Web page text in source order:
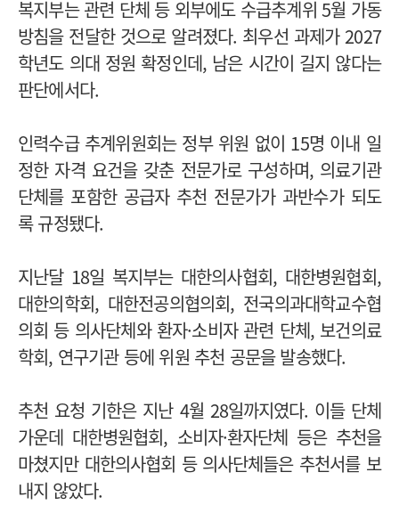
복지부는 관련 단체 등 외부에도 수급추계위 5월 가동
방침을 전달한 것으로 알려졌다. 최우선 과제가 2027
학년도 의대 정원 확정인데, 남은 시간이 길지 않다는
판단에서다.
인력수급 추계위원회는 정부 위원 없이 15명 이내 일
정한 자격 요건을 갖춘 전문가로 구성하며, 의료기관
단체를 포함한 공급자 추천 전문가가 과반수가 되도
록 규정됐다.
지난달 18일 복지부는 대한의사협회, 대한병원협회,
대한의학회, 대한전공의협의회, 전국의과대학교수협
의회 등 의사단체와 환자·소비자 관련 단체, 보건의료
학회, 연구기관 등에 위원 추천 공문을 발송했다.
추천 요청 기한은 지난 4월 28일까지였다. 이들 단체
가운데 대한병원협회, 소비자·환자단체 등은 추천을
마쳤지만 대한의사협회 등 의사단체들은 추천서를 보
내지 않았다.